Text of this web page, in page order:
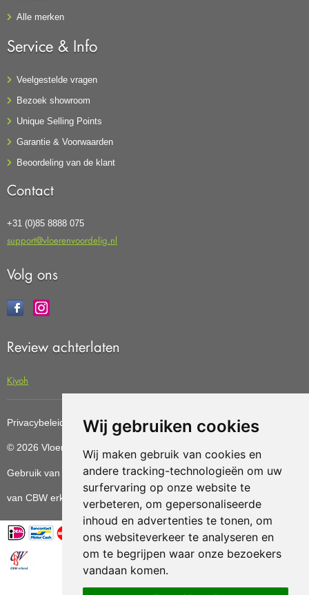
Wij gebruiken cookies
Wij maken gebruik van cookies en
andere tracking-technologieën om uw
surfervaring op onze website te
verbeteren, om gepersonaliseerde
inhoud en advertenties te tonen, om
ons websiteverkeer te analyseren en
om te begrijpen waar onze bezoekers
vandaan komen.
Alle merken
Service & Info
Veelgestelde vragen
Bezoek showroom
Unique Selling Points
Garantie & Voorwaarden
Beoordeling van de klant
Contact
+31 (0)85 8888 075
support@vloerenvoordelig.nl
Volg ons
Review achterlaten
Kiyoh
Privacybeleid Cookiebeleid Update cookies preferences
© 2026 Vloerenvoordelig
Gebruik van deze site betekent dat u dealgemene voorwaarden
van CBW erkende woonwinkels accepteert.
Vloerenvoordelig.nl is een onderdeel van